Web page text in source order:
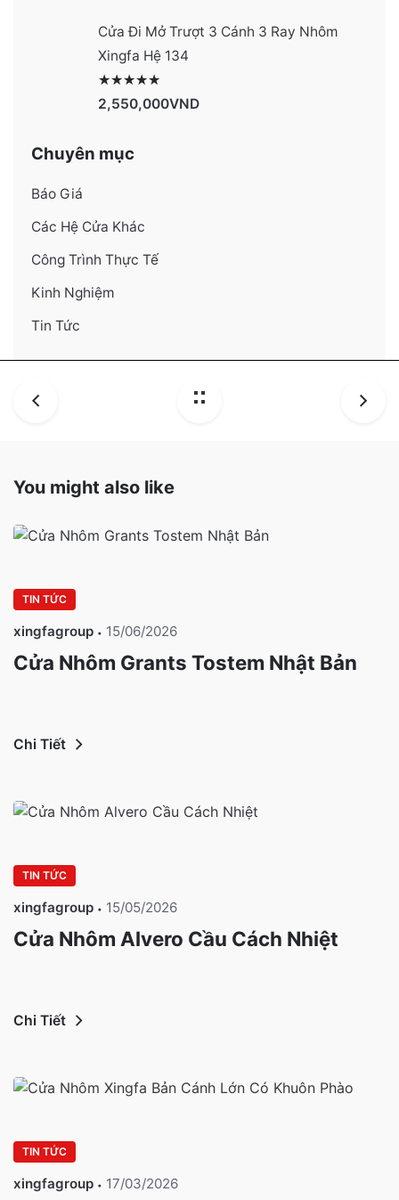
Cửa Đi Mở Trượt 3 Cánh 3 Ray Nhôm
Xingfa Hệ 134
2,550,000VND
Chuyên mục
Báo Giá
Các Hệ Cửa Khác
Công Trình Thực Tế
Kinh Nghiệm
Tin Tức
You might also like
TIN TỨC
xingfagroup 15/06/2026
Cửa Nhôm Grants Tostem Nhật Bản
Chi Tiết
TIN TỨC
xingfagroup 15/05/2026
Cửa Nhôm Alvero Cầu Cách Nhiệt
Chi Tiết
TIN TỨC
xingfagroup 17/03/2026